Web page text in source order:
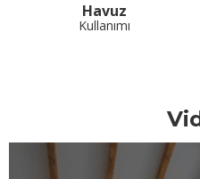
Havuz
Kullanımı